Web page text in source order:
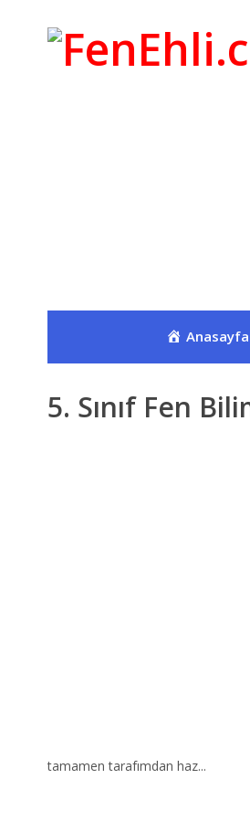
Anasayfa
5. Sınıf Fen
tamamen tarafımdan haz...